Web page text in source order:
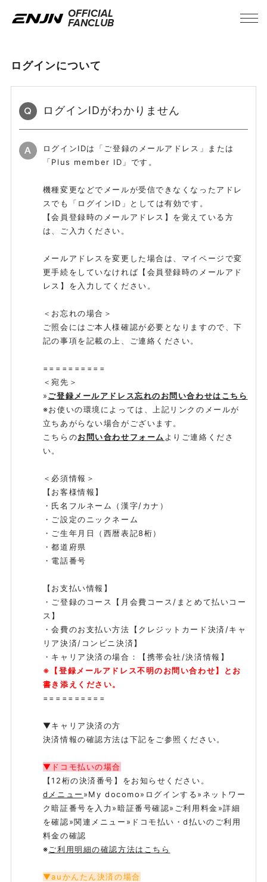
OFFICIAL
FANCLUB
WEB RADIO
STAFF BLOG
ログインについて
Q ログインIDがわかりません
A
ログインIDは「ご登録のメールアドレス」または
「Plus member ID」です。
機種変更などでメールが受信できなくなったアドレ
スでも「ログインID」としては有効です。
【会員登録時のメールアドレス】を覚えている方
は、ご入力ください。
メールアドレスを変更した場合は、マイページで変
更手続をしていなければ【会員登録時のメールアド
レス】を入力してください。
＜お忘れの場合＞
ご照会にはご本人様確認が必要となりますので、下
記の事項を記載の上、ご連絡ください。
==========
＜宛先＞
»ご登録メールアドレス忘れのお問い合わせはこちら
※お使いの環境によっては、上記リンクのメールが
立ちあがらない場合がございます。
こちらのお問い合わせフォーム よりご連絡くださ
い。
＜必須情報＞
【お客様情報】
・氏名フルネーム（漢字/カナ）
・ご設定のニックネーム
・ご生年月日（西暦表記8桁）
・都道府県
・電話番号
【お支払い情報】
・ご登録のコース【月会費コース/まとめて払いコー
ス】
・会費のお支払い方法【クレジットカード決済/キャ
リア決済/コンビニ決済】
・キャリア決済の場合：【携帯会社/決済情報】
※【登録メールアドレス不明のお問い合わせ】とお
書き添えください。
==========
▼キャリア決済の方
決済情報の確認方法は下記をご参照ください。
▼ドコモ払いの場合
【12桁の決済番号】をお知らせください。
dメニュー »My docomo»ログインする»ネットワー
ク暗証番号を入力»暗証番号確認»ご利用料金»詳細
を確認»関連メニュー»ドコモ払い・d払いのご利用
料金の確認
※ ご利用明細の確認方法はこちら
▼auかんたん決済の場合